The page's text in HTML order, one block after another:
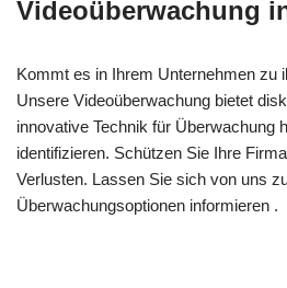
Videoüberwachung
Kommt es in Ihrem Unternehmen zu
Unsere Videoüberwachung bietet
innovative Technik für Überwachung
identifizieren. Schützen Sie Ihre
Verlusten. Lassen Sie sich von uns
Überwachungsoptionen informieren .